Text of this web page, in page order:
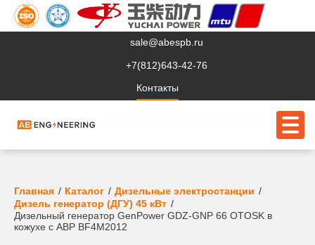
sale@abespb.ru
+7(812)643-42-76
Контакты
О компании
Клиентам
Главная Каталог
Дизельные электростанции
Дизель генератор (ДГУ) 45 кВт
Дизельный генератор GenPower GDZ-GNP 66 OTOSK в
кожухе с АВР BF4M2012